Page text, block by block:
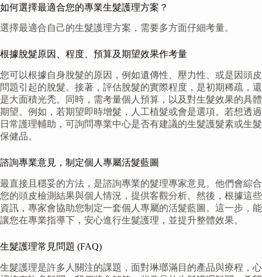
如何選擇最適合您的專業生髮護理方案？
選擇最適合自己的生髮護理方案，需要多方面仔細考量。
根據脫髮原因、程度、預算及期望效果作考量
您可以根據自身脫髮的原因，例如遺傳性、壓力性、或是因頭皮
問題引起的脫髮。接著，評估脫髮的實際程度，是初期稀疏，還
是大面積光禿。同時，需考量個人預算，以及對生髮效果的具體
期望。例如，若期望即時增髮，人工植髮或會是選項。若想透過
日常護理輔助，可詢問專業中心是否有建議的生髮護髮素或生髮
保健品。
諮詢專業意見，制定個人專屬活髮藍圖
最直接且穩妥的方法，是諮詢專業的髮理專家意見。他們會綜合
您的頭皮檢測結果與個人情況，提供客觀分析。然後，根據這些
資訊，專家會協助您制定一套個人專屬的活髮藍圖。這一步，能
讓您在專業指導下，安心進行生髮護理，並提升整體效果。
生髮護理常見問題 (FAQ)
生髮護理是許多人關注的課題，面對琳瑯滿目的產品與療程，心